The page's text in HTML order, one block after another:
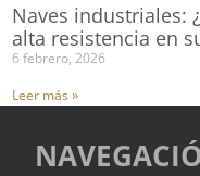
Naves industriales:
alta resistencia en
6 febrero, 2026
Leer más »